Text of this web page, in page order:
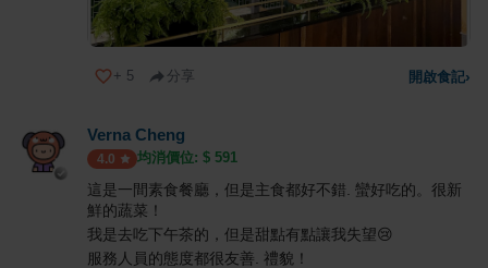
+ 5 分享 開啟食記›
Verna Cheng
4.0 均消價位: $ 591
這是一間素食餐廳，但是主食都好不錯. 蠻好吃的。很新
鮮的蔬菜！
我是去吃下午茶的，但是甜點有點讓我失望😢
服務人員的態度都很友善. 禮貌！